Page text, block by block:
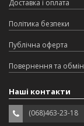
Доставка і оплата
Політика безпеки
Публічна оферта
Повернення та обмін
Наші контакти
(068)463-23-18